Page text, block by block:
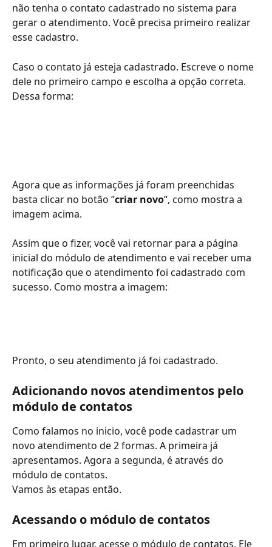
não tenha o contato cadastrado no sistema para
gerar o atendimento. Você precisa primeiro realizar
esse cadastro.
Caso o contato já esteja cadastrado. Escreve o nome
dele no primeiro campo e escolha a opção correta.
Dessa forma:
Agora que as informações já foram preenchidas
basta clicar no botão “criar novo“, como mostra a
imagem acima.
Assim que o fizer, você vai retornar para a página
inicial do módulo de atendimento e vai receber uma
notificação que o atendimento foi cadastrado com
sucesso. Como mostra a imagem:
Pronto, o seu atendimento já foi cadastrado.
Adicionando novos atendimentos pelo
módulo de contatos
Como falamos no inicio, você pode cadastrar um
novo atendimento de 2 formas. A primeira já
apresentamos. Agora a segunda, é através do
módulo de contatos.
Vamos às etapas então.
Acessando o módulo de contatos
Em primeiro lugar, acesse o módulo de contatos. Ele